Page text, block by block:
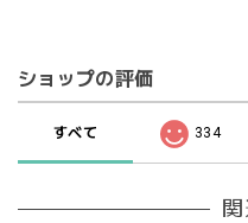
ショップの評価
すべて 334